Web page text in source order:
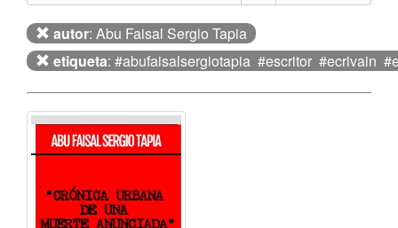
autor: Abu Faisal Sergio Tapia
etiqueta: #abufaisalsergiotapia #escritor #ecrivain